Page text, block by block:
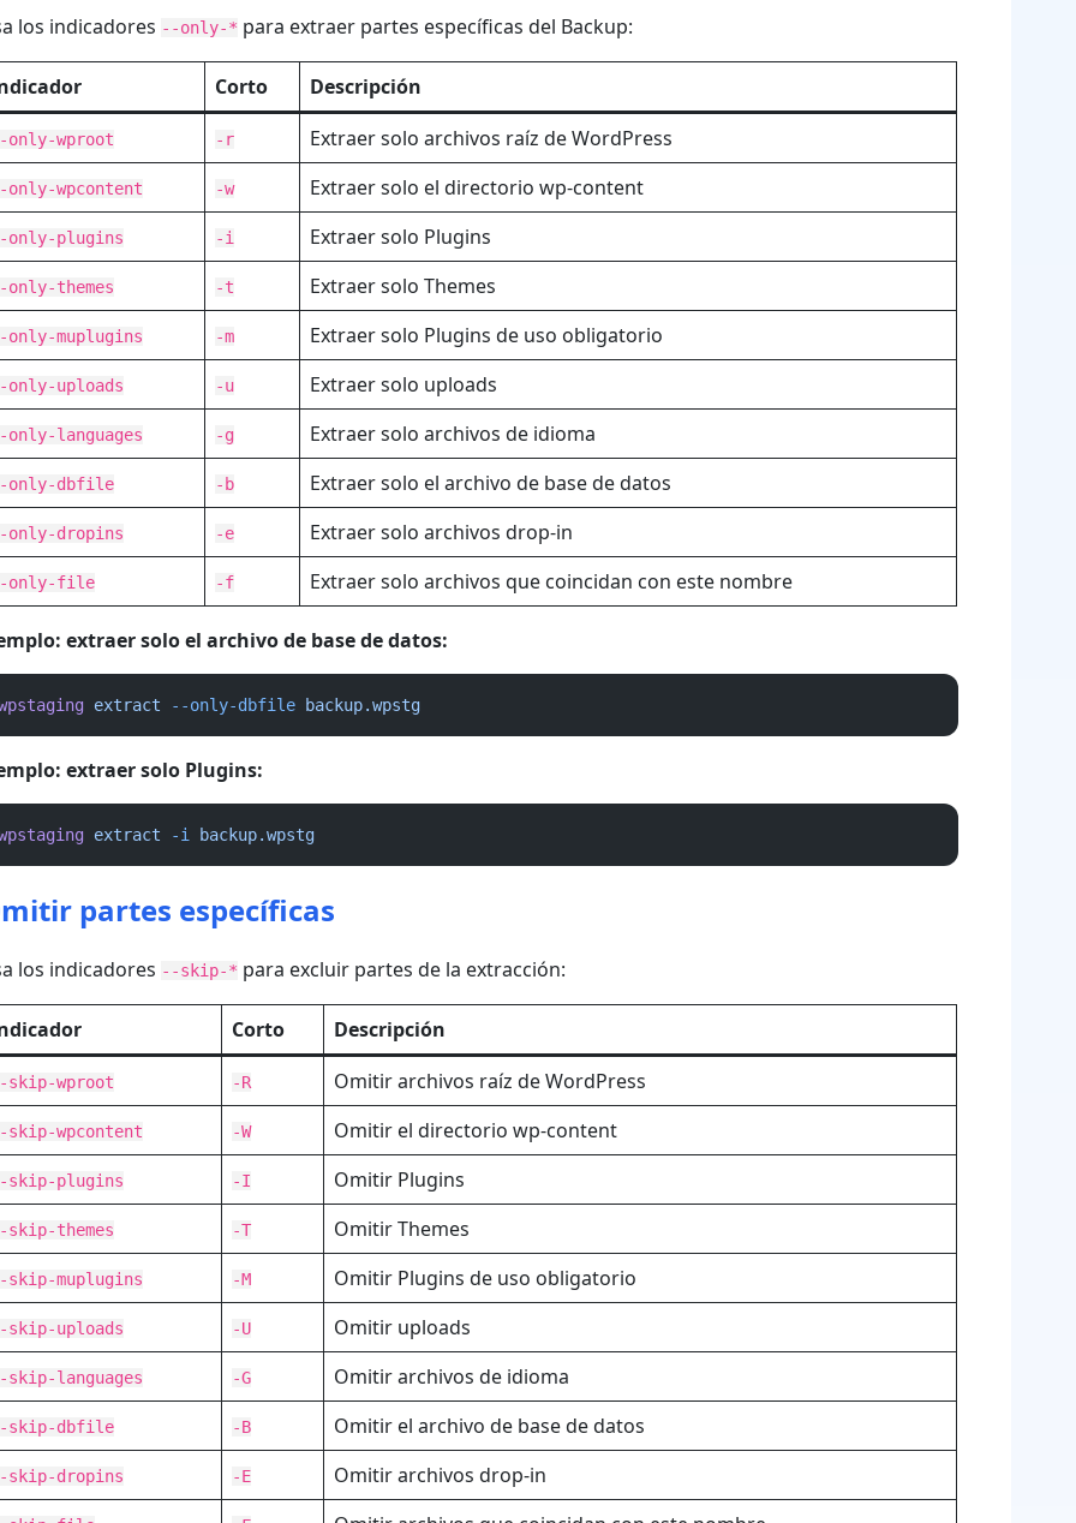
los indicadores --only-* para extraer partes específicas del Backup:
Corto Descripción
only-wproot -r Extraer solo archivos raíz de WordPress
only-wpcontent -w Extraer solo el directorio wp-content
only-plugins -i Extraer solo Plugins
only-themes -t Extraer solo Themes
only-muplugins -m Extraer solo Plugins de uso obligatorio
only-uploads -u Extraer solo uploads
only-languages -g Extraer solo archivos de idioma
only-dbfile -b Extraer solo el archivo de base de datos
only-dropins -e Extraer solo archivos drop-in
only-file -f Extraer solo archivos que coincidan con este nombre
extraer solo el archivo de base de datos:
extract --only-dbfile backup.wpstg
extraer solo Plugins:
extract -i backup.wpstg
partes específicas
los indicadores --skip-* para excluir partes de la extracción:
Corto Descripción
skip-wproot -R Omitir archivos raíz de WordPress
skip-wpcontent -W Omitir el directorio wp-content
skip-plugins -I Omitir Plugins
skip-themes -T Omitir Themes
skip-muplugins -M Omitir Plugins de uso obligatorio
skip-uploads -U Omitir uploads
skip-languages -G Omitir archivos de idioma
skip-dbfile -B Omitir el archivo de base de datos
skip-dropins -E Omitir archivos drop-in